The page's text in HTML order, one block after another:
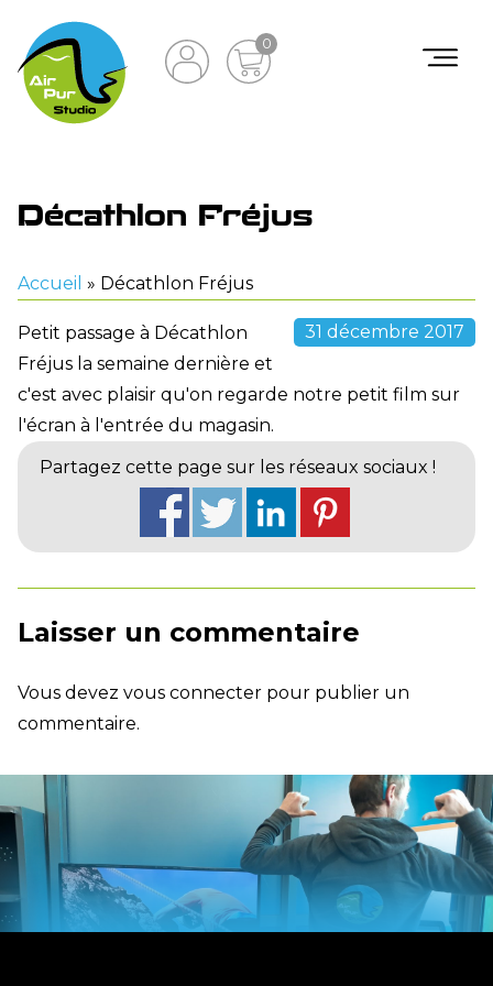
0
Décathlon Fréjus
Accueil » Décathlon Fréjus
31 décembre 2017
Petit passage à Décathlon
Fréjus la semaine dernière et
c'est avec plaisir qu'on regarde notre petit film sur
l'écran à l'entrée du magasin.
Partagez cette page sur les réseaux sociaux !
Laisser un commentaire
Vous devez vous connecter pour publier un
commentaire.